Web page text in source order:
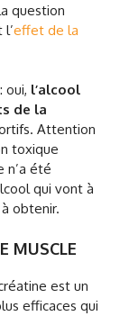
question
effet de la
oui, l’alcool
de la
Attention
toxique
n’a été
qui vont à
obtenir.
MUSCLE
est un
efficaces qui